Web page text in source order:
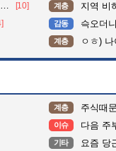
[10] 계층 지역 비
감동 슥오더니
계층 ㅇㅎ)
계층 주식때
이슈 다음 주
기타 요즘 당